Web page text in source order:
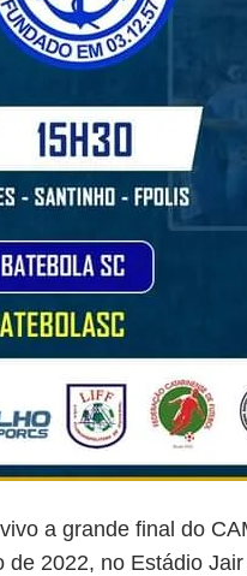
a grande final do
2022, no Estádio